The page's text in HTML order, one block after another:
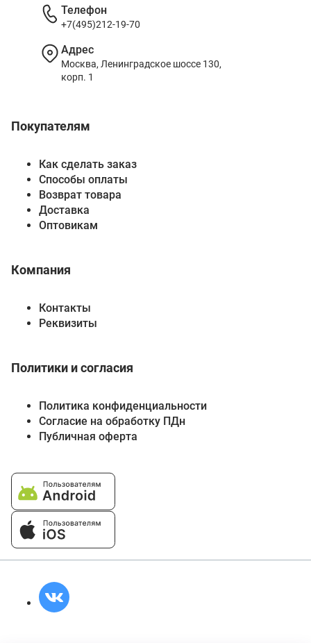
Покупателям
Как сделать заказ
Способы оплаты
Возврат товара
Доставка
Оптовикам
Компания
Контакты
Реквизиты
Политики и согласия
Политика конфиденциальности
Согласие на обработку ПДн
Публичная оферта
Телефон
+7(495)212-19-70
Адрес
Москва, Ленинградское шоссе 130,
корп. 1